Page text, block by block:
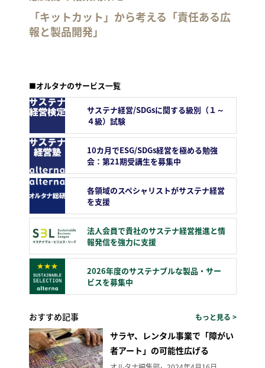
「キットカット」から考える「責任ある広
報と製品開発」
■オルタナのサービス一覧
サステナ経営/SDGsに関する級別（１～
４級）試験
10カ月でESG/SDGs経営を極める勉強
会：第21期受講生を募集中
各領域のスペシャリストがサステナ経営
を支援
法人会員で貴社のサステナ経営推進と情
報発信を強力に支援
2026年度のサステナブルな製品・サー
ビスを募集中
おすすめ記事 もっと見る >
サラヤ、レンタル事業で「障がい
者アート」の可能性広げる